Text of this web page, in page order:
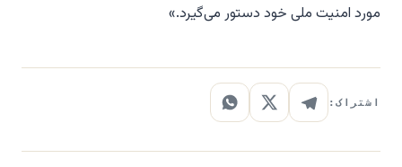
مورد امنیت ملی خود دستور می‌گیرد.»
اشتراک: